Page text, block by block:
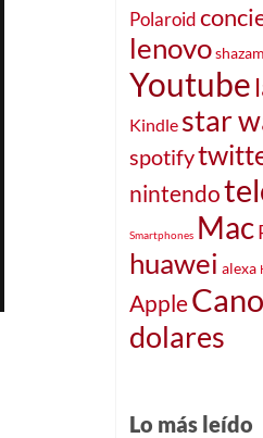
Polaroid
lenovoshazam
Youtube
Kindle star
spotify
nintendo
Smartphones Mac
huawei alexa
Apple
dolares
Lo más leído